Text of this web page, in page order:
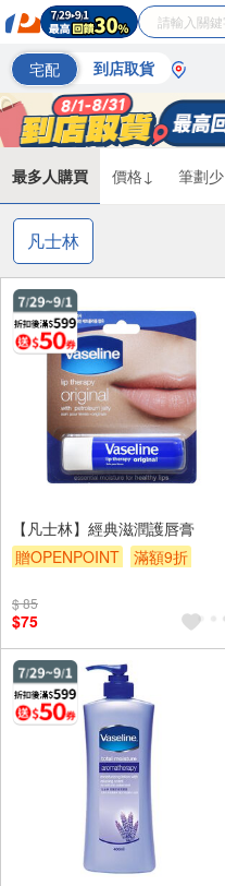
宅配 到店取貨
最多人購買 價格↓ 筆劃少
凡士林
【凡士林】經典滋潤護唇膏
贈OPENPOINT
滿額9折
$ 85
$75